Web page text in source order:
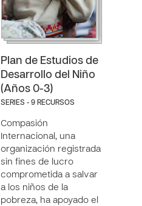
Plan de Estudios de
Desarrollo del Niño
(Años 0-3)
SERIES - 9 RECURSOS
Compasión
Internacional, una
organización registrada
sin fines de lucro
comprometida a salvar
a los niños de la
pobreza, ha apoyado el